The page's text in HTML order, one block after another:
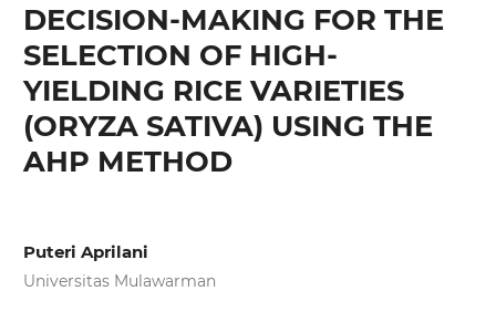
DECISION-MAKING FOR THE
SELECTION OF HIGH-
YIELDING RICE VARIETIES
(ORYZA SATIVA) USING THE
AHP METHOD
Puteri Aprilani
Universitas Mulawarman